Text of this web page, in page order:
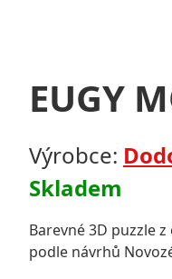
EUGY
Výrobce:
Skladem
Barevné 3D puzzle
podle návrhů